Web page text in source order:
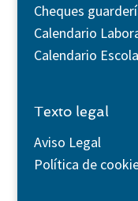
Cheques
Calendario
Calendario
Texto legal
Aviso Legal
Política de